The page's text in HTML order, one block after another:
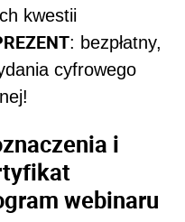
kwestii
: bezpłatny,
cyfrowego
i
webinaru